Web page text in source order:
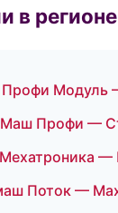
в
Модуль
Профи —
—
Поток —